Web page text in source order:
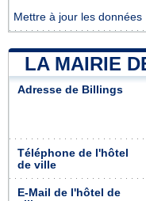
Mettre à jour les données
LA MAIRIE
Adresse de Billings
Téléphone de l'hôtel
de ville
E-Mail de l'hôtel de